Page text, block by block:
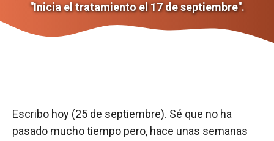
"Inicia el tratamiento el 17 de septiembre".
Escribo hoy (25 de septiembre). Sé que no ha
pasado mucho tiempo pero, hace unas semanas